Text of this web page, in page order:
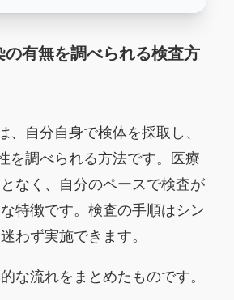
の有無を調べられる検査方
、自分自身で検体を採取し、
を調べられる方法です。医療
なく、自分のペースで検査が
特徴です。検査の手順はシン
わず実施できます。
な流れをまとめたものです。